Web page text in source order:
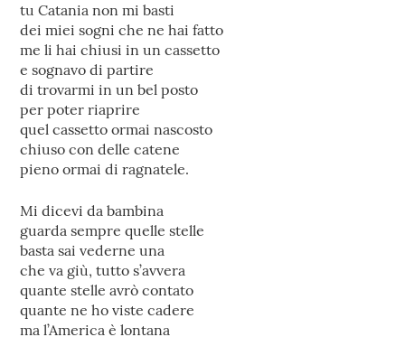
tu Catania non mi basti
dei miei sogni che ne hai fatto
me li hai chiusi in un cassetto
e sognavo di partire
di trovarmi in un bel posto
per poter riaprire
quel cassetto ormai nascosto
chiuso con delle catene
pieno ormai di ragnatele.
Mi dicevi da bambina
guarda sempre quelle stelle
basta sai vederne una
che va giù, tutto s’avvera
quante stelle avrò contato
quante ne ho viste cadere
ma l’America è lontana